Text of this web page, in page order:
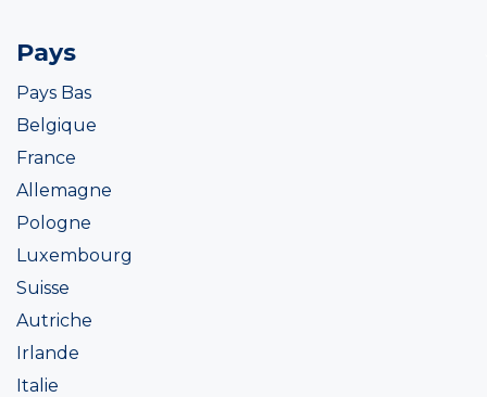
Pays
Pays Bas
Belgique
France
Allemagne
Pologne
Luxembourg
Suisse
Autriche
Irlande
Italie